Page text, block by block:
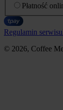
Płatność
Regulamin serwisu
© 2026, Coffee